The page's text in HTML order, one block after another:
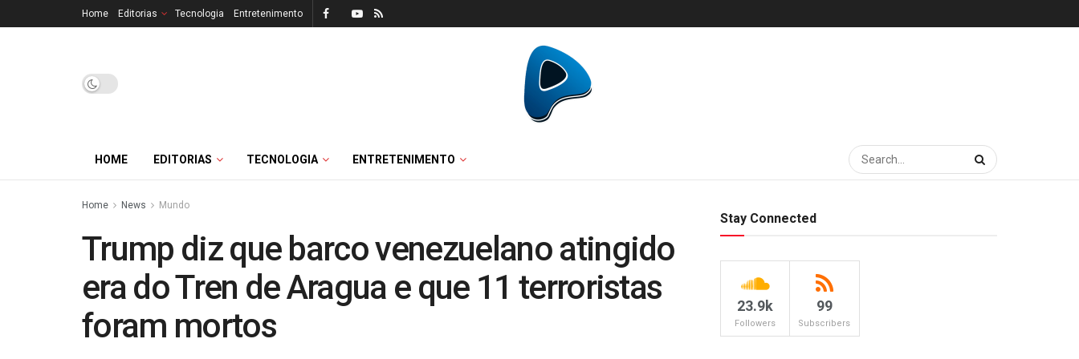
Home Editorias Tecnologia Entretenimento
HOME EDITORIAS TECNOLOGIA ENTRETENIMENTO
Home News Mundo
Trump diz que barco venezuelano atingido
era do Tren de Aragua e que 11 terroristas
foram mortos
Stay Connected
23.9k
Followers
99
Subscribers